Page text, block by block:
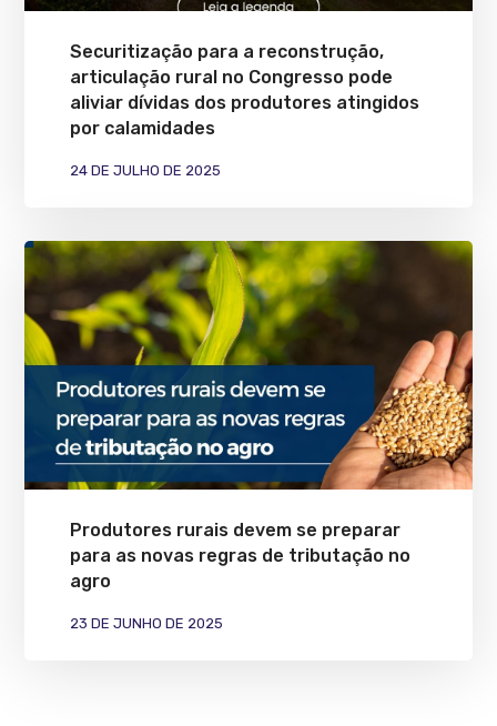
Securitização para a reconstrução,
articulação rural no Congresso pode
aliviar dívidas dos produtores atingidos
por calamidades
24 DE JULHO DE 2025
Produtores rurais devem se preparar
para as novas regras de tributação no
agro
23 DE JUNHO DE 2025